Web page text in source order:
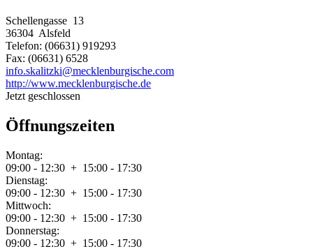
Schellengasse 13
36304 Alsfeld
Telefon: (06631) 919293
Fax: (06631) 6528
info.skalitzki@mecklenburgische.com
http://www.mecklenburgische.de
Jetzt geschlossen
Öffnungszeiten
Montag:
09:00 - 12:30 + 15:00 - 17:30
Dienstag:
09:00 - 12:30 + 15:00 - 17:30
Mittwoch:
09:00 - 12:30 + 15:00 - 17:30
Donnerstag:
09:00 - 12:30 + 15:00 - 17:30